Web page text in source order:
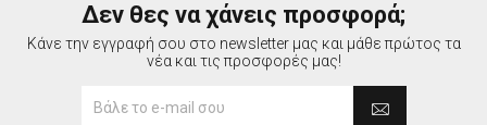
Δεν θες να χάνεις προσφορά;
Κάνε την εγγραφή σου στο newsletter μας και μάθε πρώτος τα
νέα και τις προσφορές μας!